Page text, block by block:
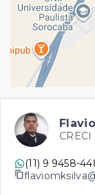
Flavio
CRECI
(11) 9 9458-